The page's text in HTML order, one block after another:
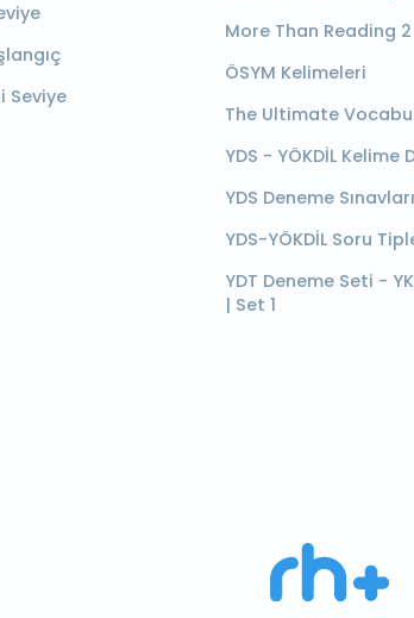
Seviye
More Than Reading 2
ÖSYM Kelimeleri
The Ultimate
YDS - YÖKDİL Kelime
YDS Deneme Sınavları
YDS-YÖKDİL Soru
YDT Deneme Seti -
| Set 1